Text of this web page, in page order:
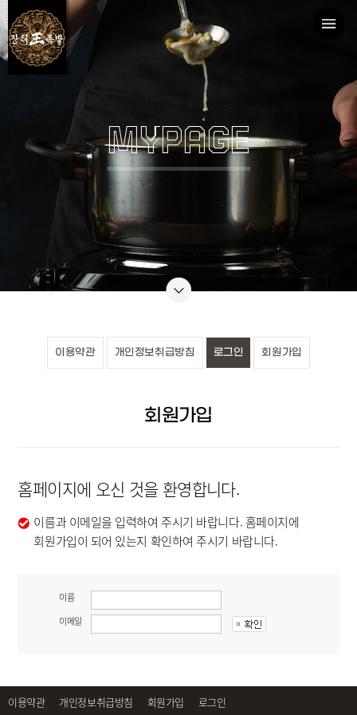
MYPAGE
이용약관 개인정보취급방침 로그인 회원가입
회원가입
홈페이지에 오신 것을 환영합니다.
이름과 이메일을 입력하여 주시기 바랍니다. 홈페이지에
회원가입이 되어 있는지 확인하여 주시기 바랍니다.
이름
이메일
이용약관 개인정보취급방침 회원가입 로그인